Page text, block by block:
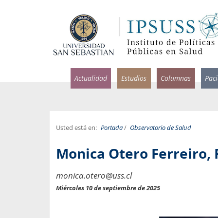
Actualidad Estudios Columnas
Usted está en: Portada/ Observatorio de Salud
Monica Otero Ferreiro,
monica.otero@uss.cl
Miércoles 10 de septiembre de 2025
médicas y
Infectólogo y profesor
Medicina, Universidad
Pandemias del